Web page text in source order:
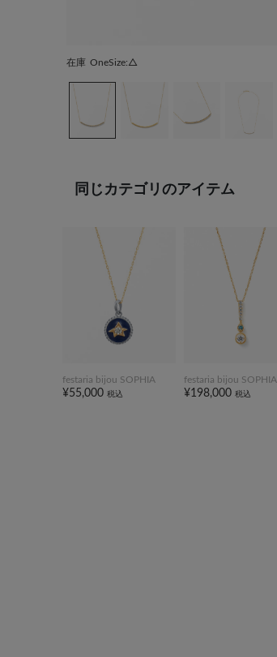
在庫 OneSize:△
同じカテゴリのアイテム
festaria bijou SOPHIA
¥55,000 税込
festaria bijou SOPHIA
¥198,000 税込